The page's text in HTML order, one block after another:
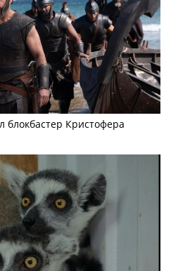
блокбастер Кристофера